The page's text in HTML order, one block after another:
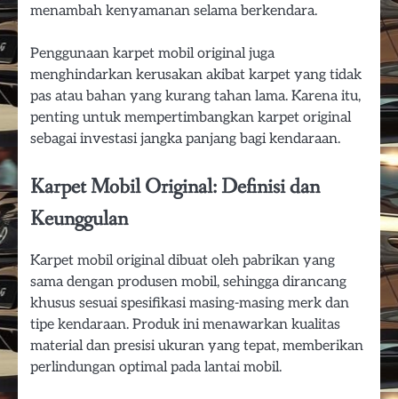
menambah kenyamanan selama berkendara.
Penggunaan karpet mobil original juga
menghindarkan kerusakan akibat karpet yang tidak
pas atau bahan yang kurang tahan lama. Karena itu,
penting untuk mempertimbangkan karpet original
sebagai investasi jangka panjang bagi kendaraan.
Karpet Mobil Original: Definisi dan
Keunggulan
Karpet mobil original dibuat oleh pabrikan yang
sama dengan produsen mobil, sehingga dirancang
khusus sesuai spesifikasi masing-masing merk dan
tipe kendaraan. Produk ini menawarkan kualitas
material dan presisi ukuran yang tepat, memberikan
perlindungan optimal pada lantai mobil.